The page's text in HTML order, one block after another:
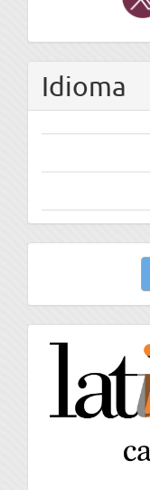
Idioma
artículo
latindex